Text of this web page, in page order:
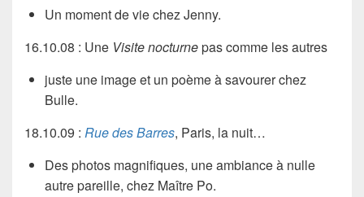
Un moment de vie chezJenny.
16.10.08 : Une Visite nocturnepas comme les autres
juste une image et un poème à savourer chez
Bulle.
18.10.09 : Rue des Barres, Paris, la nuit…
Des photos magnifiques, une ambiance à nulle
autre pareille, chez Maître Po.